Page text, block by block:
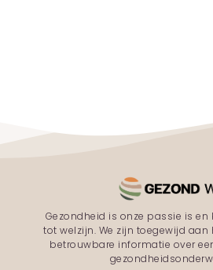
Gezondheid is onze passie is en
tot welzijn. We zijn toegewijd aan
betrouwbare informatie over